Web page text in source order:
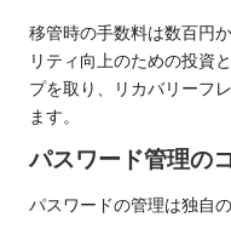
移管時の手数料は数百円
リティ向上のための投資
プを取り、リカバリーフ
ます。
パスワード管理の
パスワードの管理は独自